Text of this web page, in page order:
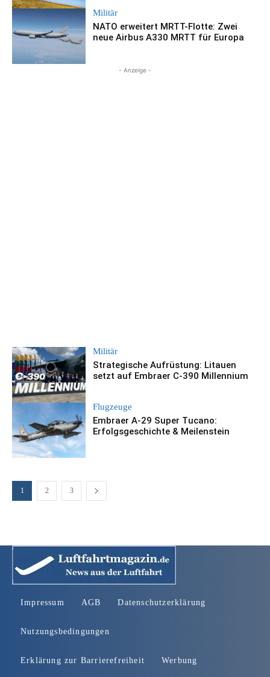
Militär
NATO erweitert MRTT-Flotte: Zwei
neue Airbus A330 MRTT für Europa
- Anzeige -
Militär
Strategische Aufrüstung: Litauen
setzt auf Embraer C-390 Millennium
Flugzeuge
Embraer A-29 Super Tucano:
Erfolgsgeschichte & Meilenstein
1 2 3
Impressum AGB Datenschutzerklärung
Nutzungsbedingungen
Erklärung zur Barrierefreiheit Werbung